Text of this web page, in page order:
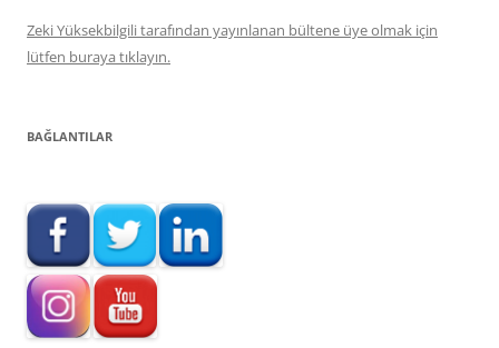
Zeki Yüksekbilgili tarafından yayınlanan bültene üye olmak için
lütfen buraya tıklayın.
BAĞLANTILAR